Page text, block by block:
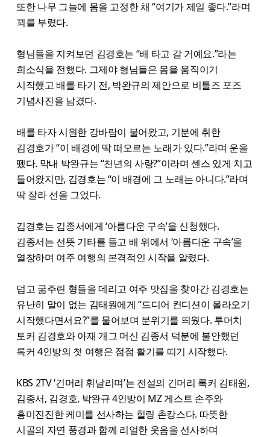
또한 나무 그늘에 몸을 고정한 채 “여기가 제일 좋다.”라며
꾀를 부렸다.
형님들을 지켜보던 김경호는 “배 타고 갈 거예요.”라는
희소식을 전했다. 그제야 형님들은 몸을 움직이기
시작했고 배를 타기 전, 박완규의 제안으로 비틀즈 포즈
기념사진을 남겼다.
배를 타자 시원한 강바람이 불어왔고, 기분에 취한
김경호가 “이 배경에 딱 떠오르는 노래가 있다.”라며 운을
뗐다. 막내 박완규는 “천년의 사랑?”이라며 센스 있게 치고
들어왔지만, 김경호는 “이 배경에 그 노래는 아니다.”라며
딱 잘라 선을 그었다.
김경호는 김종서에게 ‘아름다운 구속’을 신청했다.
김종서는 선뜻 기타를 들고 배 위에서 ‘아름다운 구속’을
열창하며 여주 여행의 본격적인 시작을 알렸다.
덥고 굶주린 형들을 데리고 여주 맛집을 찾아간 김경호는
유난히 말이 없는 김태원에게 “드디어 컨디션이 올라오기
시작했다면서요?”를 물어보며 분위기를 띄웠다. 투머치
토커 김경호와 아재 개그 머신 김종서 덕분에 불안했던
록커 4인방의 첫 여행은 점점 활기를 띠기 시작했다.
KBS 2TV ‘긴머리 휘날리며’는 전설의 긴머리 록커 김태원,
김종서, 김경호, 박완규 4인방이 MZ 게스트 손주와
흥미진진한 케미를 선사하는 힐링 촌캉스다. 따뜻한
시골의 자연 풍경과 함께 리얼한 웃음을 선사하며